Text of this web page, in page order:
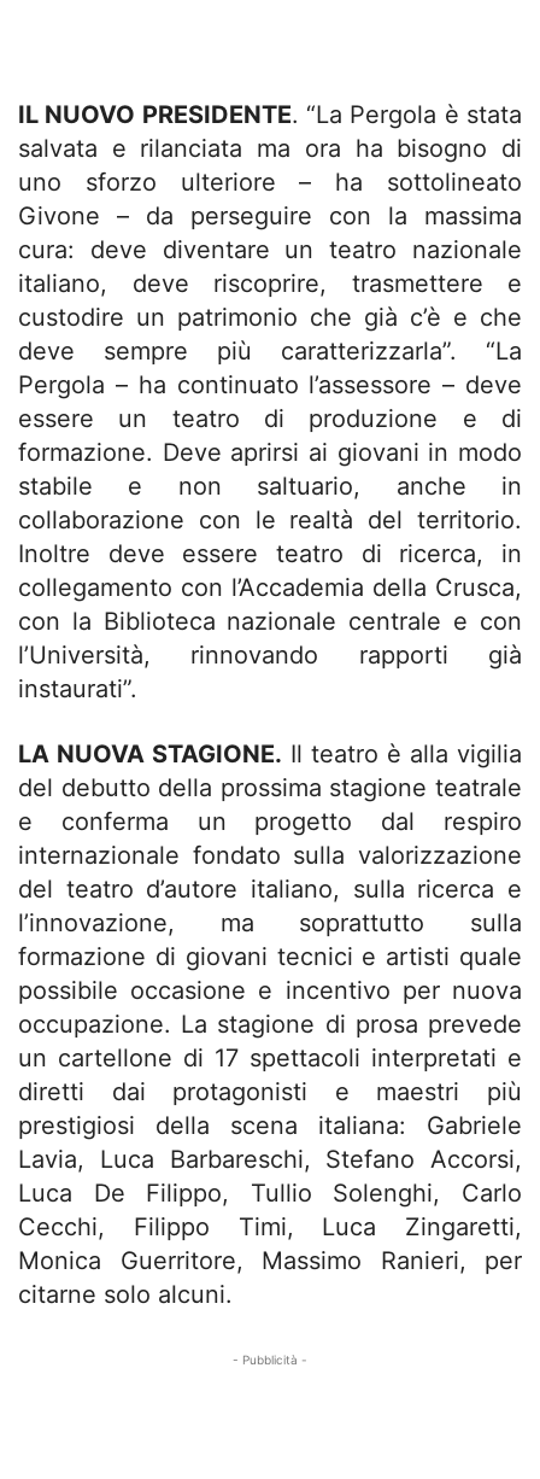
IL NUOVO PRESIDENTE. “La Pergola è stata
salvata e rilanciata ma ora ha bisogno di
uno sforzo ulteriore – ha sottolineato
Givone – da perseguire con la massima
cura: deve diventare un teatro nazionale
italiano, deve riscoprire, trasmettere e
custodire un patrimonio che già c’è e che
deve sempre più caratterizzarla”. “La
Pergola – ha continuato l’assessore – deve
essere un teatro di produzione e di
formazione. Deve aprirsi ai giovani in modo
stabile e non saltuario, anche in
collaborazione con le realtà del territorio.
Inoltre deve essere teatro di ricerca, in
collegamento con l’Accademia della Crusca,
con la Biblioteca nazionale centrale e con
l’Università, rinnovando rapporti già
instaurati”.
LA NUOVA STAGIONE. Il teatro è alla vigilia
del debutto della prossima stagione teatrale
e conferma un progetto dal respiro
internazionale fondato sulla valorizzazione
del teatro d’autore italiano, sulla ricerca e
l’innovazione, ma soprattutto sulla
formazione di giovani tecnici e artisti quale
possibile occasione e incentivo per nuova
occupazione. La stagione di prosa prevede
un cartellone di 17 spettacoli interpretati e
diretti dai protagonisti e maestri più
prestigiosi della scena italiana: Gabriele
Lavia, Luca Barbareschi, Stefano Accorsi,
Luca De Filippo, Tullio Solenghi, Carlo
Cecchi, Filippo Timi, Luca Zingaretti,
Monica Guerritore, Massimo Ranieri, per
citarne solo alcuni.
- Pubblicità -